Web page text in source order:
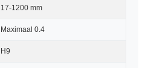
17-1200 mm
Maximaal 0.4
H9